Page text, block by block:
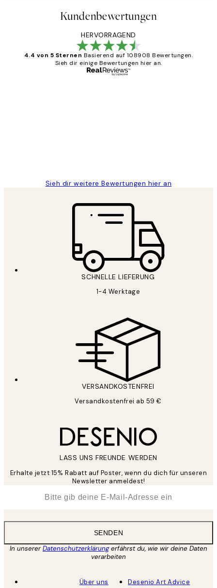
Kundenbewertungen
HERVORRAGEND
4.4 von 5 Sternen Basierend auf 108908 Bewertungen.
Sieh dir einige Bewertungen hier an.
Sieh dir weitere Bewertungen hier an
SCHNELLE LIEFERUNG
1-4 Werktage
VERSANDKOSTENFREI
Versandkostenfrei ab 59 €
LASS UNS FREUNDE WERDEN
Erhalte jetzt 15% Rabatt auf Poster, wenn du dich für unseren
Newsletter anmeldest!
SENDEN
In unsererDatenschutzerklärungerfährst du, wie wir deine Daten
verarbeiten
Über uns
Desenio Art Advice